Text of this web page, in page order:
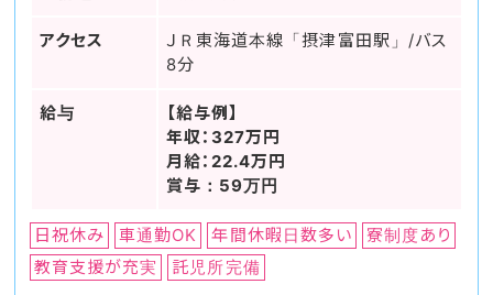
アクセス
ＪＲ東海道本線「摂津富田駅」/バス
8分
給与
【給与例】
年収：327万円
月給：22.4万円
賞与：59万円
日祝休み 車通勤OK 年間休暇日数多い
寮制度あり
教育支援が充実
託児所完備